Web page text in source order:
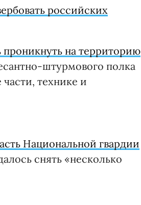
российских
проникнуть на территорию
штурмового полка
технике и
Национальной гвардии
снять «несколько